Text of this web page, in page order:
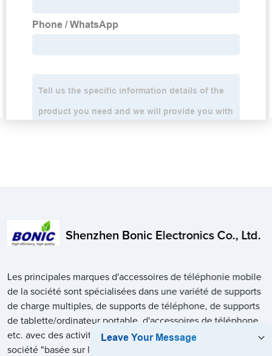
Shenzhen Bonic Electronics Co., Ltd.
Les principales marques d'accessoires de téléphonie mobile
de la société sont spécialisées dans une variété de supports
de charge multiples, de supports de téléphone, de supports
de tablette/ordinateur portable, d'accessoires de téléphone,
etc. avec des activités de vente en gros et au détail, la
société "basée sur le marché, en se concentrant sur les